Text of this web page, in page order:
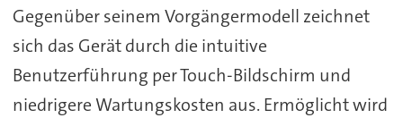
Gegenüber seinem Vorgängermodell zeichnet
sich das Gerät durch die intuitive
Benutzerführung per Touch-Bildschirm und
niedrigere Wartungskosten aus. Ermöglicht wird